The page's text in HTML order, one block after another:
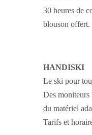
30 heures de
blouson offert.
HANDISKI
Le ski pour
Des moniteurs
du matériel
Tarifs et